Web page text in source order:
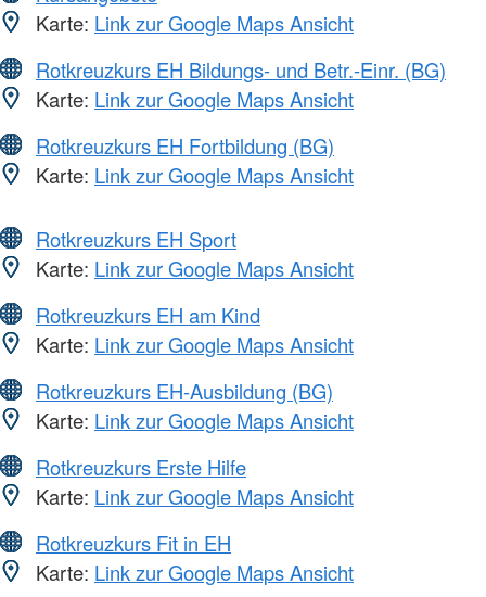
Karte: Link zur Google Maps Ansicht
Rotkreuzkurs EH Bildungs- und Betr.-Einr. (BG)
Karte: Link zur Google Maps Ansicht
Rotkreuzkurs EH Fortbildung (BG)
Karte: Link zur Google Maps Ansicht
Rotkreuzkurs EH Sport
Karte: Link zur Google Maps Ansicht
Rotkreuzkurs EH am Kind
Karte: Link zur Google Maps Ansicht
Rotkreuzkurs EH-Ausbildung (BG)
Karte: Link zur Google Maps Ansicht
Rotkreuzkurs Erste Hilfe
Karte: Link zur Google Maps Ansicht
Rotkreuzkurs Fit in EH
Karte: Link zur Google Maps Ansicht